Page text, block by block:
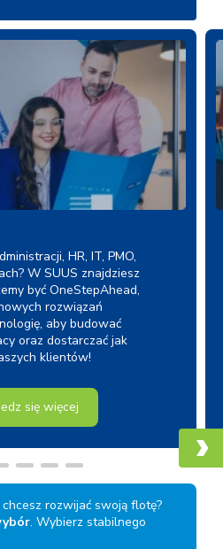
HR, IT, PMO,
W SUUS znajdziesz
być OneStepAhead,
rozwiązań
aby budować
oraz dostarczać jak
klientów!
się więcej
rozwijać swoją flotę?
. Wybierz stabilnego